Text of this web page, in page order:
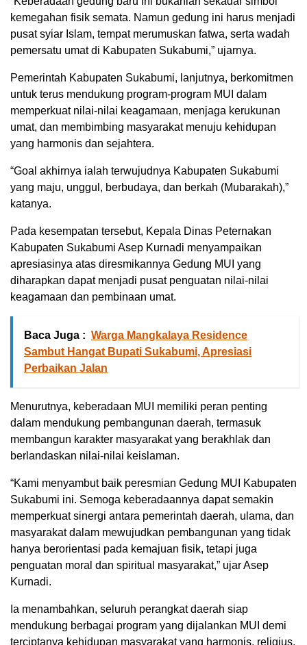
kemegahan fisik semata. Namun gedung ini harus menjadi
pusat syiar Islam, tempat merumuskan fatwa, serta wadah
pemersatu umat di Kabupaten Sukabumi,” ujarnya.
Pemerintah Kabupaten Sukabumi, lanjutnya, berkomitmen
untuk terus mendukung program-program MUI dalam
memperkuat nilai-nilai keagamaan, menjaga kerukunan
umat, dan membimbing masyarakat menuju kehidupan
yang harmonis dan sejahtera.
“Goal akhirnya ialah terwujudnya Kabupaten Sukabumi
yang maju, unggul, berbudaya, dan berkah (Mubarakah),”
katanya.
Pada kesempatan tersebut, Kepala Dinas Peternakan
Kabupaten Sukabumi Asep Kurnadi menyampaikan
apresiasinya atas diresmikannya Gedung MUI yang
diharapkan dapat menjadi pusat penguatan nilai-nilai
keagamaan dan pembinaan umat.
Baca Juga : Warga Mangkalaya Residence
Sambut Hangat Bupati Sukabumi, Apresiasi
Perbaikan Jalan
Menurutnya, keberadaan MUI memiliki peran penting
dalam mendukung pembangunan daerah, termasuk
membangun karakter masyarakat yang berakhlak dan
berlandaskan nilai-nilai keislaman.
“Kami menyambut baik peresmian Gedung MUI Kabupaten
Sukabumi ini. Semoga keberadaannya dapat semakin
memperkuat sinergi antara pemerintah daerah, ulama, dan
masyarakat dalam mewujudkan pembangunan yang tidak
hanya berorientasi pada kemajuan fisik, tetapi juga
penguatan moral dan spiritual masyarakat,” ujar Asep
Kurnadi.
Ia menambahkan, seluruh perangkat daerah siap
mendukung berbagai program yang dijalankan MUI demi
terciptanya kehidupan masyarakat yang harmonis, religius,